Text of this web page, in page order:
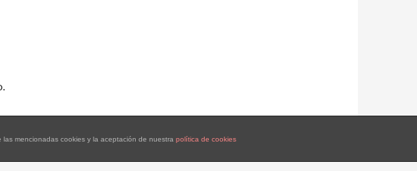
mencionadas cookies y la aceptación de nuestra política de cookies